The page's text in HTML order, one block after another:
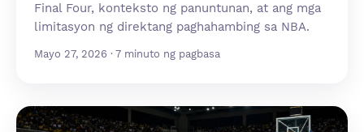
Final Four, konteksto ng panuntunan, at ang mga
limitasyon ng direktang paghahambing sa NBA.
Mayo 27, 2026 · 7 minuto ng pagbasa